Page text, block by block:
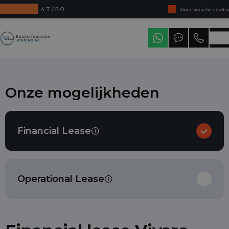
4.7 / 5.0
Geen jaarcijfers nodig
Direct uit voorraad leverbaar
Levering in heel Nederland
Onze mogelijkheden
Financial Lease
Operational Lease